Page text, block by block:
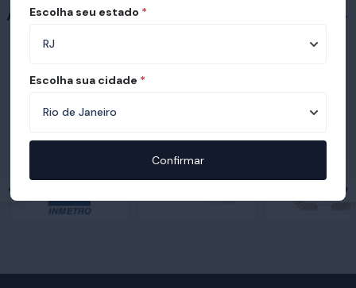
Acessórios
Prêmios e certificações recebidas pelo
Ortobom
Escolha seu estado *
Escolha sua cidade *
Confirmar